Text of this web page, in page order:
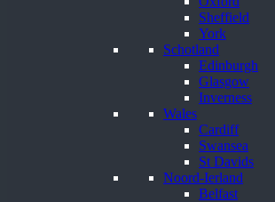
Sheffield
York
Schotland
Edinburgh
Glasgow
Inverness
Wales
Cardiff
Swansea
St Davids
Noord-Ierland
Belfast